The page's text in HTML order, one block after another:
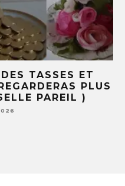
TASSES ET
PLUS
PAREIL )